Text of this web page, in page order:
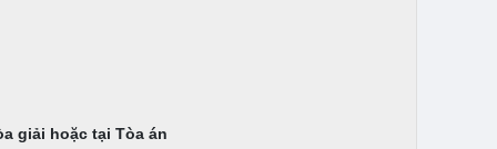
giải hoặc tại Tòa án